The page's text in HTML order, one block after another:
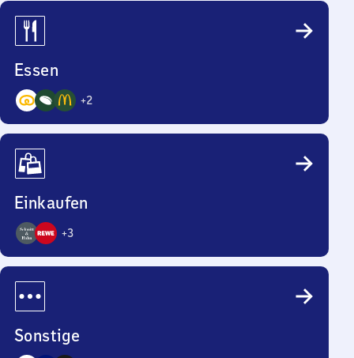
Essen
+2
5
Einkaufen
+3
5
Sonstige